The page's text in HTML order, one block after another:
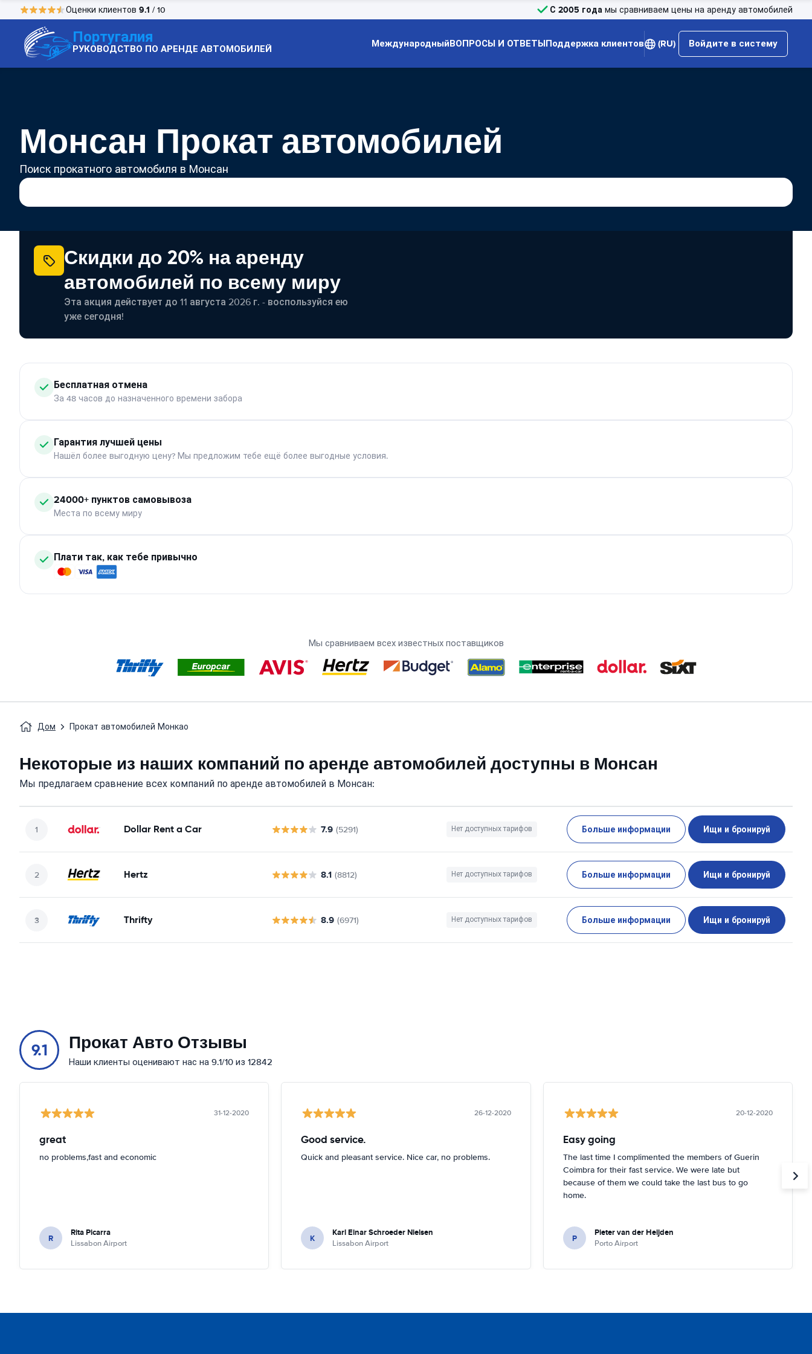
Оценки клиентов 9.1 / 10 С 2005 года мы сравниваем цены на аренду автомобилей
Португалия
РУКОВОДСТВО ПО АРЕНДЕ АВТОМОБИЛЕЙ МеждународныйВОПРОСЫ И ОТВЕТЫПоддержка клиентов (RU) Войдите в систему
Монсан Прокат автомобилей
Поиск прокатного автомобиля в Монсан
Скидки до 20% на аренду
автомобилей по всему миру
Эта акция действует до 11 августа 2026 г. - воспользуйся ею
уже сегодня!
Бесплатная отмена
За 48 часов до назначенного времени забора
Гарантия лучшей цены
Нашёл более выгодную цену? Мы предложим тебе ещё более выгодные условия.
24000+ пунктов самовывоза
Места по всему миру
Плати так, как тебе привычно
Мы сравниваем всех известных поставщиков
Дом Прокат автомобилей Монкао
Некоторые из наших компаний по аренде автомобилей доступны в Монсан
Мы предлагаем сравнение всех компаний по аренде автомобилей в Монсан:
Dollar Rent a Car 7.9 (5291) Нет доступных тарифов Больше информации Ищи и бронируй
Hertz 8.1 (8812) Нет доступных тарифов Больше информации Ищи и бронируй
Thrifty 8.9 (6971) Нет доступных тарифов Больше информации Ищи и бронируй
9.1 Прокат Авто Отзывы
Наши клиенты оценивают нас на 9.1/10 из 12842
31-12-2020
great
no problems,fast and economic
R Rita Picarra
Lissabon Airport
26-12-2020
Good service.
Quick and pleasant service. Nice car, no problems.
K Karl Einar Schroeder Nielsen
Lissabon Airport
20-12-2020
Easy going
The last time I complimented the members of Guerin
Coimbra for their fast service. We were late but
because of them we could take the last bus to go
home.
P Pieter van der Heijden
Porto Airport